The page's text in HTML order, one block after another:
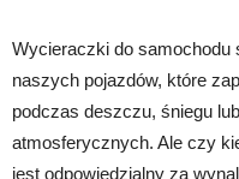
Wycieraczki do samochodu
naszych pojazdów, które
podczas deszczu, śniegu
atmosferycznych. Ale czy
jest odpowiedzialny za